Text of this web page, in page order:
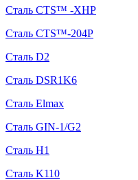
Сталь CTS™ -XHP
Сталь CTS™-204P
Сталь D2
Сталь DSR1K6
Сталь Elmax
Сталь GIN-1/G2
Сталь H1
Сталь K110